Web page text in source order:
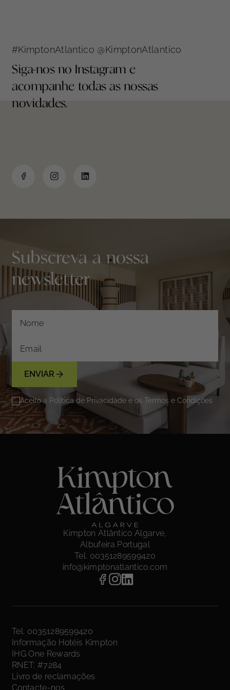
#KimptonAtlantico @KimptonAtlantico
Siga-nos no Instagram e
acompanhe todas as nossas
novidades.
Subscreva a nossa
newsletter
ENVIAR
Aceito a Política de Privacidade e os Termos e Condições
Kimpton Atlântico Algarve,
Albufeira Portugal
Tel. 00351289599420
info@kimptonatlantico.com
Tel. 00351289599420
Informação Hotéis Kimpton
IHG One Rewards
RNET: #7284
Livro de reclamações
Contacte-nos